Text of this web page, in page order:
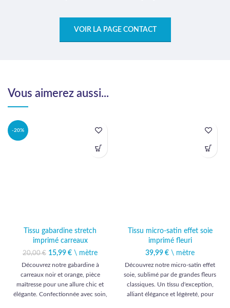
VOIR LA PAGE CONTACT
Vous aimerez aussi...
-20%
Tissu gabardine stretch
imprimé carreaux
20,00€
Le prix initial était :
20,00 €.
15,99 €
Le prix
actuel est :
15,99 €.
\ mètre
Découvrez notre gabardine à
carreaux noir et orange, pièce
maîtresse pour une allure chic et
élégante. Confectionnée avec soin,
Tissu micro-satin effet soie
imprimé fleuri
39,99 € \ mètre
Découvrez notre micro-satin effet
soie, sublimé par de grandes fleurs
classiques. Un tissu d'exception,
alliant élégance et légèreté, pour